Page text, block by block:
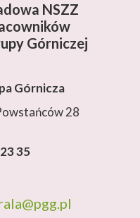
35
Górnicza
28
NSZZ
Górniczej